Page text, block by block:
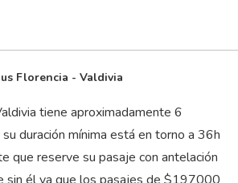
Florencia - Valdivia
tiene aproximadamente 6
duración mínima está en torno a 36h
que reserve su pasaje con antelación